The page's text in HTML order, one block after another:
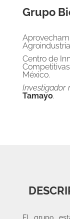
Grupo
Centro de
Competitivas
México.
Investigador
Tamayo.